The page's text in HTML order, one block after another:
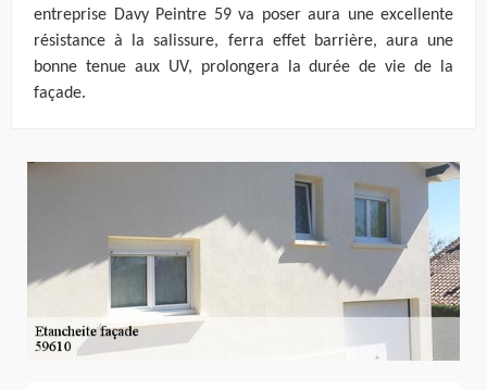
entreprise Davy Peintre 59 va poser aura une excellente
résistance à la salissure, ferra effet barrière, aura une
bonne tenue aux UV, prolongera la durée de vie de la
façade.